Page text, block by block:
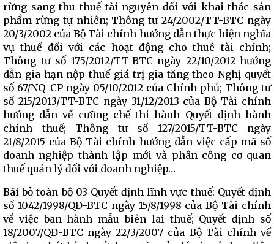
rừng sang thu thuế tài nguyên đối với khai thác sản
phẩm rừng tự nhiên; Thông tư 24/2002/TT-BTC ngày
20/3/2002 của Bộ Tài chính hướng dẫn thực hiện nghĩa
vụ thuế đối với các hoạt động cho thuê tài chính;
Thông tư số 175/2012/TT-BTC ngày 22/10/2012 hướng
dẫn gia hạn nộp thuế giá trị gia tăng theo Nghị quyết
số 67/NQ-CP ngày 05/10/2012 của Chính phủ; Thông tư
số 215/2013/TT-BTC ngày 31/12/2013 của Bộ Tài chính
hướng dẫn về cưỡng chế thi hành Quyết định hành
chính thuế; Thông tư số 127/2015/TT-BTC ngày
21/8/2015 của Bộ Tài chính hướng dẫn việc cấp mã số
doanh nghiệp thành lập mới và phân công cơ quan
thuế quản lý đối với doanh nghiệp…
Bãi bỏ toàn bộ 03 Quyết định lĩnh vực thuế: Quyết định
số 1042/1998/QĐ-BTC ngày 15/8/1998 của Bộ Tài chính
về việc ban hành mẫu biên lai thuế; Quyết định số
18/2007/QĐ-BTC ngày 22/3/2007 của Bộ Tài chính về